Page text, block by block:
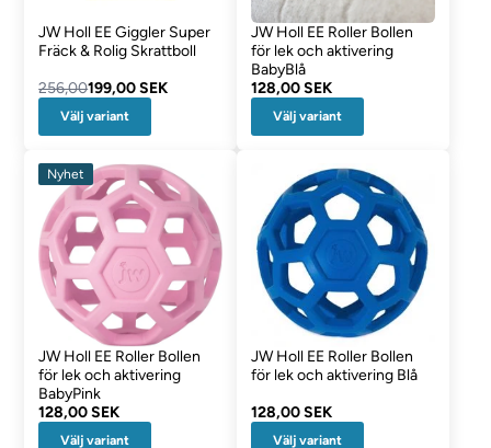
JW Holl EE Giggler Super
Fräck & Rolig Skrattboll
256,00199,00 SEK
Välj variant
JW Holl EE Roller Bollen
för lek och aktivering
BabyBlå
128,00 SEK
Välj variant
Nyhet
JW Holl EE Roller Bollen
för lek och aktivering
BabyPink
128,00 SEK
Välj variant
JW Holl EE Roller Bollen
för lek och aktivering Blå
128,00 SEK
Välj variant